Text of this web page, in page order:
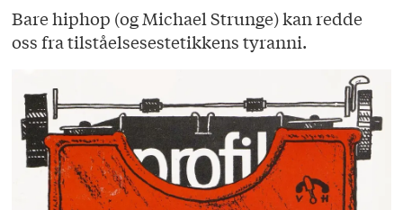
Bare hiphop (og Michael Strunge) kan redde
oss fra tilståelsesestetikkens tyranni.